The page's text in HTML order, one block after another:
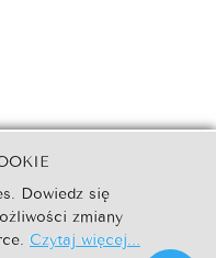
Commons BY-NC-ND
pliki
Dowiedz się
zmiany
Czytaj więcej...